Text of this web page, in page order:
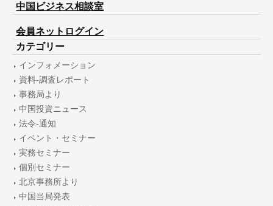
中国ビジネス相談室
会員ネットログイン
カテゴリー
インフォメーション
資料-調査レポート
事務局より
中国投資ニュース
法令-通知
イベント・セミナー
実務セミナー
個別セミナー
北京事務所より
中国当局発表